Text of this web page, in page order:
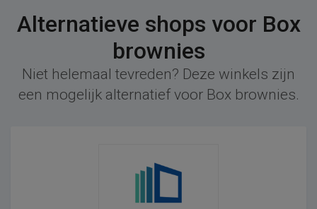
Alternatieve shops voor Box
brownies
Niet helemaal tevreden? Deze winkels zijn
een mogelijk alternatief voor Box brownies.